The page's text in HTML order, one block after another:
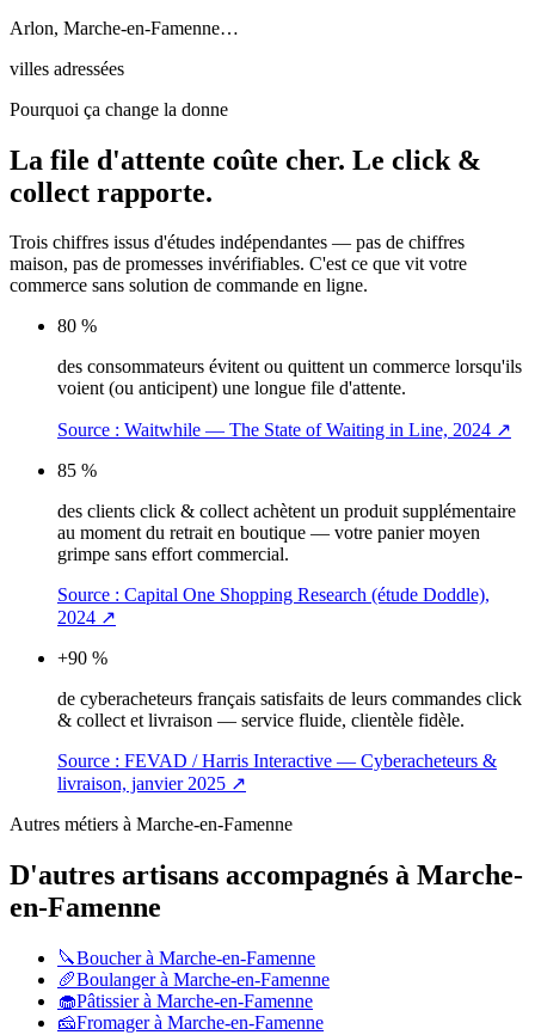
Arlon, Marche-en-Famenne…
villes adressées
Pourquoi ça change la donne
La file d'attente coûte cher. Le click &
collect rapporte.
Trois chiffres issus d'études indépendantes — pas de chiffres
maison, pas de promesses invérifiables. C'est ce que vit votre
commerce sans solution de commande en ligne.
80 %
des consommateurs évitent ou quittent un commerce lorsqu'ils
voient (ou anticipent) une longue file d'attente.
Source : Waitwhile — The State of Waiting in Line, 2024 ↗
85 %
des clients click & collect achètent un produit supplémentaire
au moment du retrait en boutique — votre panier moyen
grimpe sans effort commercial.
Source : Capital One Shopping Research (étude Doddle),
2024 ↗
+90 %
de cyberacheteurs français satisfaits de leurs commandes click
& collect et livraison — service fluide, clientèle fidèle.
Source : FEVAD / Harris Interactive — Cyberacheteurs &
livraison, janvier 2025 ↗
Autres métiers à Marche-en-Famenne
D'autres artisans accompagnés à Marche-
en-Famenne
🔪Boucherà Marche-en-Famenne
🥖Boulangerà Marche-en-Famenne
🧁Pâtissierà Marche-en-Famenne
🧀Fromagerà Marche-en-Famenne